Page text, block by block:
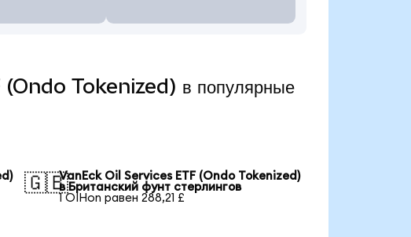
(Ondo Tokenized) в популярные
🇬🇧VanEck Oil Services ETF (Ondo Tokenized)
в Британский фунт стерлингов
1 OIHon равен 288,21 £